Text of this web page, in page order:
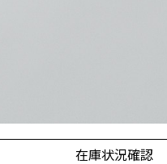
在庫状況確認